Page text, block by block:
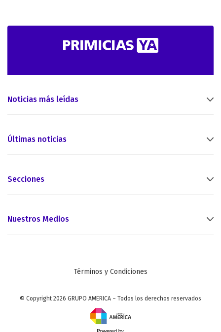
Noticias más leídas
Últimas noticias
Secciones
Nuestros Medios
Términos y Condiciones
© Copyright 2026 GRUPO AMERICA – Todos los derechos reservados